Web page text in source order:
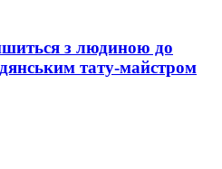
з людиною до
тату-майстром